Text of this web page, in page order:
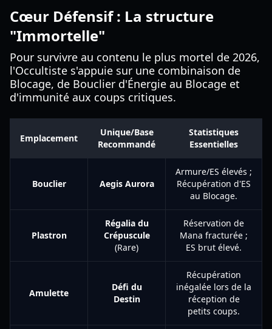
Cœur Défensif : La structure
"Immortelle"
Pour survivre au contenu le plus mortel de 2026,
l'Occultiste s'appuie sur une combinaison de
Blocage, de Bouclier d'Énergie au Blocage et
d'immunité aux coups critiques.
Emplacement
Unique/Base
Recommandé
Statistiques
Essentielles
Bouclier Aegis Aurora
Armure/ES élevés ;
Récupération d'ES
au Blocage.
Plastron
Régalia du
Crépuscule
(Rare)
Réservation de
Mana fracturée ;
ES brut élevé.
Amulette
Défi du
Destin
Récupération
inégalée lors de la
réception de
petits coups.